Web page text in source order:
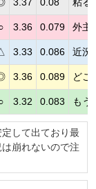
3.36 0.079 外主
3.33 0.086 近況
3.36 0.089 どこ
3.32 0.083 もう
して出ており最
崩れないので注